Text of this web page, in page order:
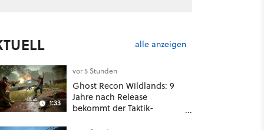
alle anzeigen
1:33
vor 5 Stunden
Ghost Recon Wildlands: 9
Jahre nach Release
bekommt der Taktik-